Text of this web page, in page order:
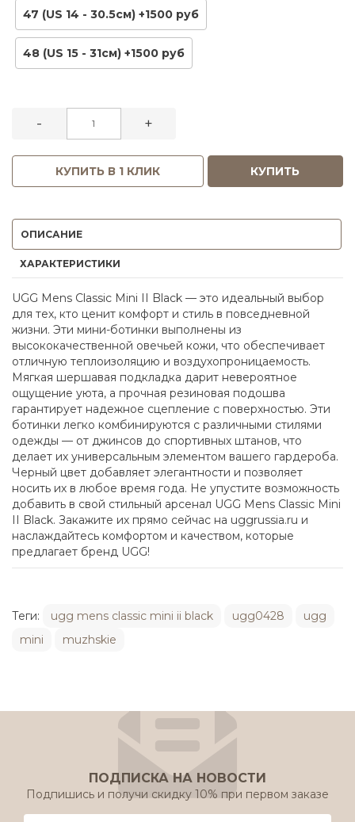
47 (US 14 - 30.5см) +1500 руб
48 (US 15 - 31см) +1500 руб
- +
КУПИТЬ В 1 КЛИК КУПИТЬ
ОПИСАНИЕ
ХАРАКТЕРИСТИКИ
UGG Mens Classic Mini II Black — это идеальный выбор
для тех, кто ценит комфорт и стиль в повседневной
жизни. Эти мини-ботинки выполнены из
высококачественной овечьей кожи, что обеспечивает
отличную теплоизоляцию и воздухопроницаемость.
Мягкая шершавая подкладка дарит невероятное
ощущение уюта, а прочная резиновая подошва
гарантирует надежное сцепление с поверхностью. Эти
ботинки легко комбинируются с различными стилями
одежды — от джинсов до спортивных штанов, что
делает их универсальным элементом вашего гардероба.
Черный цвет добавляет элегантности и позволяет
носить их в любое время года. Не упустите возможность
добавить в свой стильный арсенал UGG Mens Classic Mini
II Black. Закажите их прямо сейчас на uggrussia.ru и
наслаждайтесь комфортом и качеством, которые
предлагает бренд UGG!
Теги: ugg mens classic mini ii black ugg0428
ugg
mini
muzhskie
ПОДПИСКА НА НОВОСТИ
Подпишись и получи скидку 10% при первом заказе